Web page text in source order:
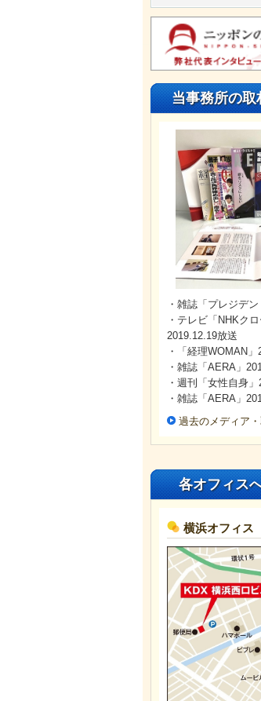
当事務所の取
・雑誌「プレジデ
・テレビ「NHKク
2019.12.19放送
・「経理WOMAN
・雑誌「AERA」
・週刊「女性自身
・雑誌「AERA」
過去のメディア
各オフィス
横浜オフィス